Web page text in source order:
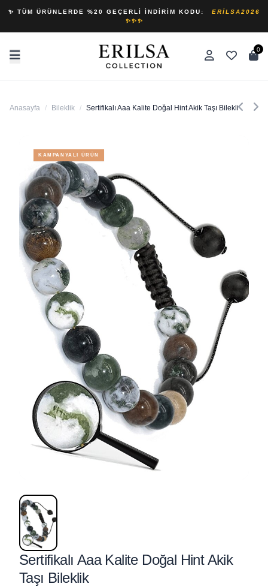
✨ TÜM ÜRÜNLERDE %20 GEÇERLI İNDIRIM KODU:
ERILSA2026
✨✨✨
0
Anasayfa / Bileklik / Sertifikalı Aaa Kalite Doğal Hint Akik Taşı Bileklik
KAMPANYALI ÜRÜN
Sertifikalı Aaa Kalite Doğal Hint Akik
Taşı Bileklik